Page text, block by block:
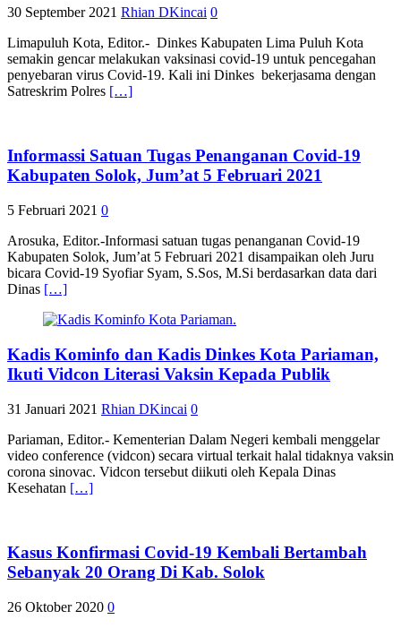
30 September 2021 Rhian DKincai 0
Limapuluh Kota, Editor.- Dinkes Kabupaten Lima Puluh Kota
semakin gencar melakukan vaksinasi covid-19 untuk pencegahan
penyebaran virus Covid-19. Kali ini Dinkes bekerjasama dengan
Satreskrim Polres […]
Informassi Satuan Tugas Penanganan Covid-19
Kabupaten Solok, Jum’at 5 Februari 2021
5 Februari 2021 0
Arosuka, Editor.-Informasi satuan tugas penanganan Covid-19
Kabupaten Solok, Jum’at 5 Februari 2021 disampaikan oleh Juru
bicara Covid-19 Syofiar Syam, S.Sos, M.Si berdasarkan data dari
Dinas […]
Kadis Kominfo dan Kadis Dinkes Kota Pariaman,
Ikuti Vidcon Literasi Vaksin Kepada Publik
31 Januari 2021 Rhian DKincai 0
Pariaman, Editor.- Kementerian Dalam Negeri kembali menggelar
video conference (vidcon) secara virtual terkait halal tidaknya vaksin
corona sinovac. Vidcon tersebut diikuti oleh Kepala Dinas
Kesehatan […]
Kasus Konfirmasi Covid-19 Kembali Bertambah
Sebanyak 20 Orang Di Kab. Solok
26 Oktober 2020 0